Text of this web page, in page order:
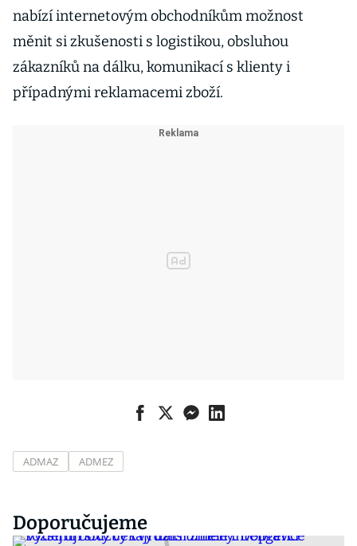
nabízí internetovým obchodníkům možnost
měnit si zkušenosti s logistikou, obsluhou
zákazníků na dálku, komunikací s klienty i
případnými reklamacemi zboží.
ADMAZ ADMEZ
Doporučujeme